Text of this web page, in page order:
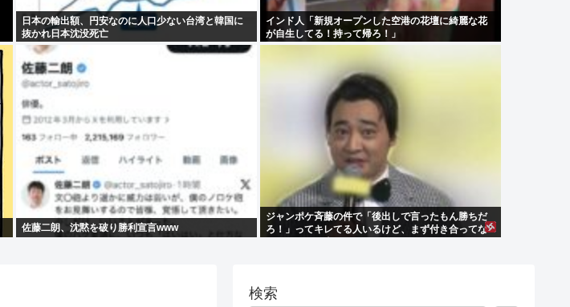
日本の輸出額、円安なのに人口少ない台湾と韓国に
抜かれ日本沈没死亡
インド人「新規オープンした空港の花壇に綺麗な花
が自生してる！持って帰ろ！」
佐藤二朗、沈黙を破り勝利宣言www
ジャンポケ斉藤の件で「後出しで言ったもん勝ちだ
ろ！」ってキレてる人いるけど、まず付き合ってな
検索